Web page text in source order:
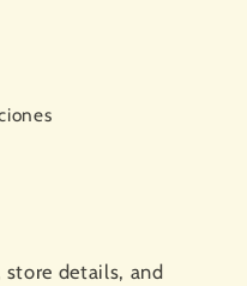
details, and